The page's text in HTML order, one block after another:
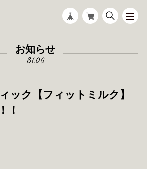
お知らせ
ック【フィットミルク】
！